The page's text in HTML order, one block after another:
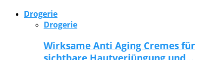
Drogerie
Drogerie
Wirksame Anti Aging Cremes für